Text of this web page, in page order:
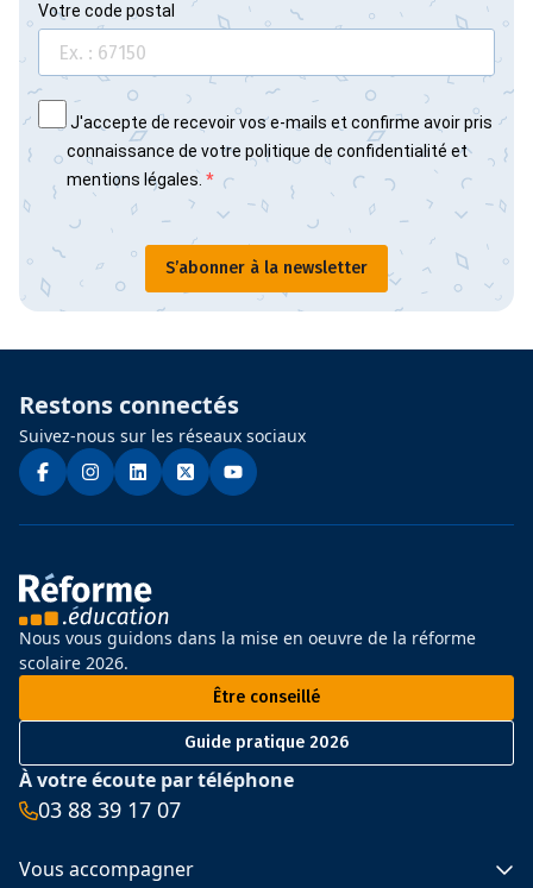
Votre code postal
J'accepte de recevoir vos e-mails et confirme avoir pris
connaissance de votre politique de confidentialité et
mentions légales.
S’abonner à la newsletter
Restons connectés
Suivez-nous sur les réseaux sociaux
Nous vous guidons dans la mise en oeuvre de la réforme
scolaire 2026.
Être conseillé
Guide pratique 2026
À votre écoute par téléphone
03 88 39 17 07
Vous accompagner